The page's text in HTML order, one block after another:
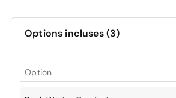
Options incluses (3)
Option